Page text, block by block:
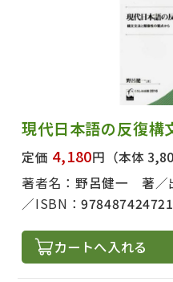
現代日本語の反復構
定価 4,180円 （本体
著者名： 野呂健一 著
ISBN：
カートへ入れる